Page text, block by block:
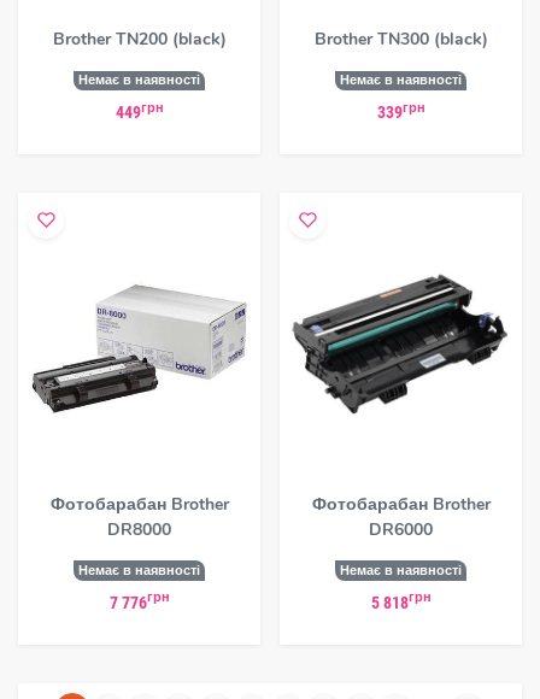
Brother TN200 (black)
Немає в наявності
449грн
Brother TN300 (black)
Немає в наявності
339грн
Фотобарабан Brother
DR8000
Немає в наявності
7 776грн
Фотобарабан Brother
DR6000
Немає в наявності
5 818грн